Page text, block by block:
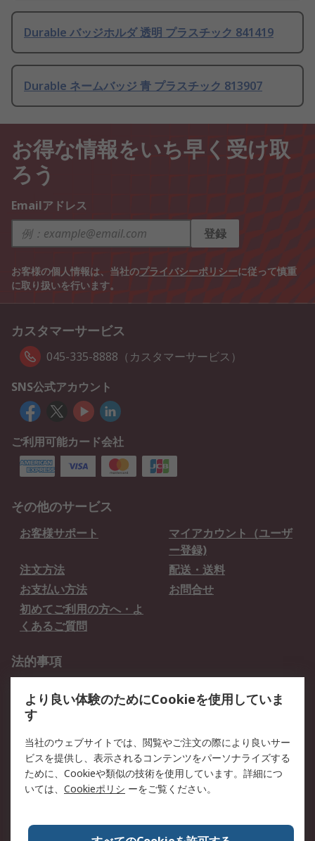
Durable バッジホルダ 透明 プラスチック 841419
Durable ネームバッジ 青 プラスチック 813907
お得な情報をいち早く受け取
ろう
Emailアドレス
登録
お客様の個人情報は、当社のプライバシーポリシーに従って慎重
に取り扱いを行います。
カスタマーサービス
045-335-8888（カスタマーサービス）
SNS公式アカウント
ご利用可能カード会社
その他のサービス
お客様サポート
マイアカウント（ユーザ
ー登録)
注文方法
配送・送料
お支払い方法
お問合せ
初めてご利用の方へ・よ
くあるご質問
法的事項
クッキーポリシー
RSについて
会社概要
採用情報
プレスリリース＆お知ら
コーポレートサイト
全世界のRS
RSの歴史
より良い体験のためにCookieを使用していま
す
当社のウェブサイトでは、閲覧やご注文の際により良いサー
ビスを提供し、表示されるコンテンツをパーソナライズする
ために、Cookieや類似の技術を使用しています。詳細につ
いては、 Cookieポリシ ーをご覧ください。